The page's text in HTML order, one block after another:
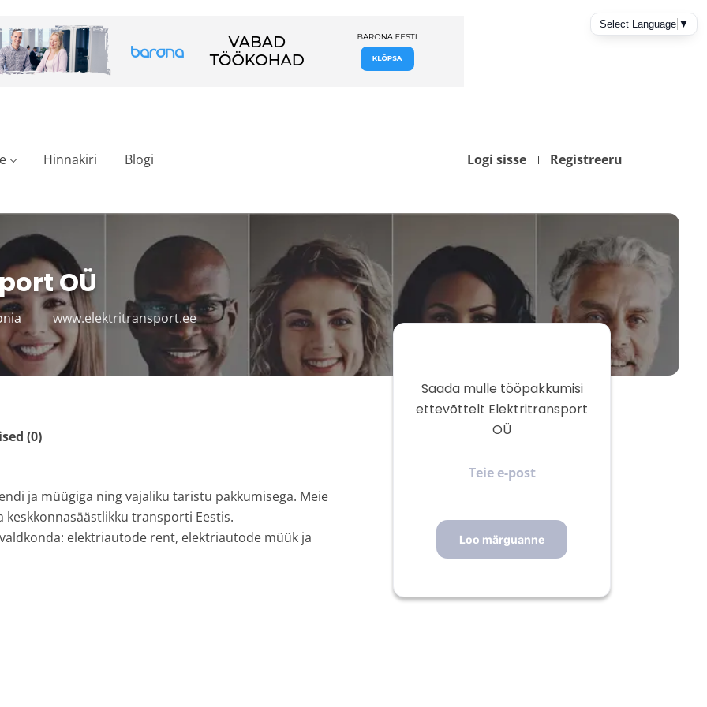
Logi sisse Registreeru
Hinnakiri Blogi
OÜ
www.elektritransport.ee
(0)
ja müügiga ning vajaliku taristu pakkumisega. Meie
transporti Eestis.
elektriautode rent, elektriautode müük ja
Saada mulle tööpakkumisi
ettevõttelt Elektritransport
OÜ